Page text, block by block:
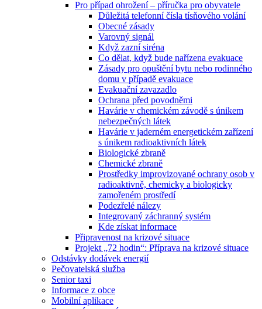
Pro případ ohrožení – příručka pro obyvatele
Důležitá telefonní čísla tísňového volání
Obecné zásady
Varovný signál
Když zazní siréna
Co dělat, když bude nařízena evakuace
Zásady pro opuštění bytu nebo rodinného
domu v případě evakuace
Evakuační zavazadlo
Ochrana před povodněmi
Havárie v chemickém závodě s únikem
nebezpečných látek
Havárie v jaderném energetickém zařízení
s únikem radioaktivních látek
Biologické zbraně
Chemické zbraně
Prostředky improvizované ochrany osob v
radioaktivně, chemicky a biologicky
zamořeném prostředí
Podezřelé nálezy
Integrovaný záchranný systém
Kde získat informace
Připravenost na krizové situace
Projekt „72 hodin“: Příprava na krizové situace
Odstávky dodávek energií
Pečovatelská služba
Senior taxi
Informace z obce
Mobilní aplikace